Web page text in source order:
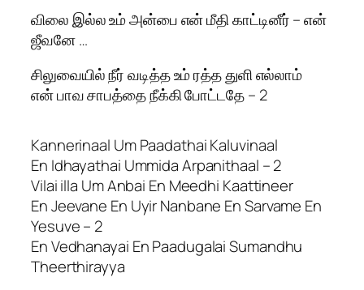
விலை இல்ல உம் அன்பை என் மீதி காட்டினீர் – என்
ஜீவனே …
சிலுவையில் நீர் வடித்த உம் ரத்த துளி எல்லாம்
என் பாவ சாபத்தை நீக்கி போட்டதே – 2
Kannerinaal Um Paadathai Kaluvinaal
En Idhayathai Ummida Arpanithaal – 2
Vilai illa Um Anbai En Meedhi Kaattineer
En Jeevane En Uyir Nanbane En Sarvame En
Yesuve – 2
En Vedhanayai En Paadugalai Sumandhu
Theerthirayya